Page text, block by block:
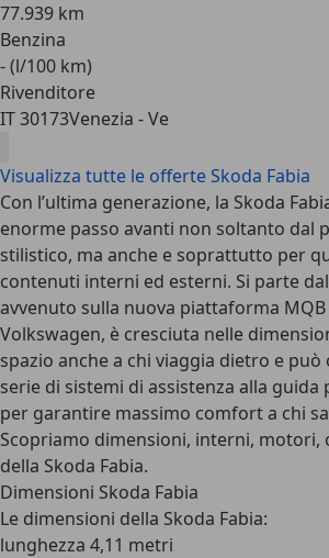
77.939 km
Benzina
- (l/100 km)
Rivenditore
IT 30173Venezia - Ve
Visualizza tutte le offerte Skoda Fabia
Con l’ultima generazione, la Skoda
enorme passo avanti non soltanto dal
stilistico, ma anche e soprattutto per
contenuti interni ed esterni. Si parte
avvenuto sulla nuova piattaforma
Volkswagen, è cresciuta nelle
spazio anche a chi viaggia dietro e
serie di sistemi di assistenza alla guida
per garantire massimo comfort a chi
Scopriamo dimensioni, interni, motori,
della Skoda Fabia.
Dimensioni Skoda Fabia
Le dimensioni della Skoda Fabia:
lunghezza 4,11 metri